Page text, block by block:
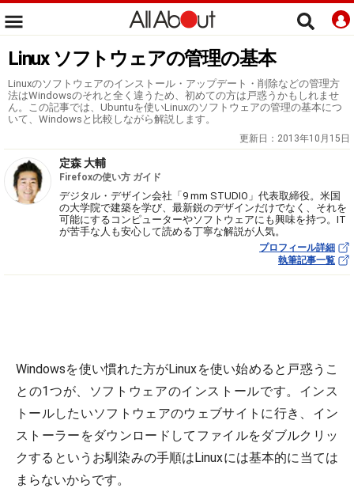
Linux ソフトウェアの管理の基本
Linuxのソフトウェアのインストール・アップデート・削除などの管理方
法はWindowsのそれと全く違うため、初めての方は戸惑うかもしれませ
ん。この記事では、Ubuntuを使いLinuxのソフトウェアの管理の基本につ
いて、Windowsと比較しながら解説します。
更新日： 2013年10月15日
定森 大輔
Firefoxの使い方 ガイド
デジタル・デザイン会社「9 mm STUDIO」代表取締役。米国
の大学院で建築を学び、最新鋭のデザインだけでなく、それを
可能にするコンピューターやソフトウェアにも興味を持つ。IT
が苦手な人も安心して読める丁寧な解説が人気。
プロフィール詳細
執筆記事一覧
Windowsを使い慣れた方がLinuxを使い始めると戸惑うこ
との1つが、ソフトウェアのインストールです。インス
トールしたいソフトウェアのウェブサイトに行き、イン
ストーラーをダウンロードしてファイルをダブルクリッ
クするというお馴染みの手順はLinuxには基本的に当ては
まらないからです。